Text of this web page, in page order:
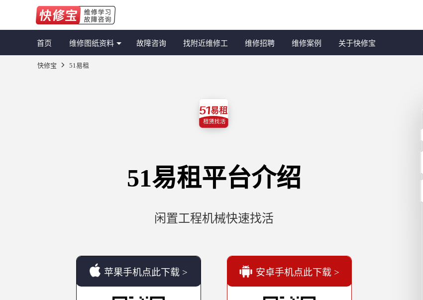
首页 维修图纸资料 故障咨询 找附近维修工 维修招聘 维修案例 关于快修宝
快修宝 51易租
51易租平台介绍
闲置工程机械快速找活
苹果手机点此下载 > 安卓手机点此下载 >